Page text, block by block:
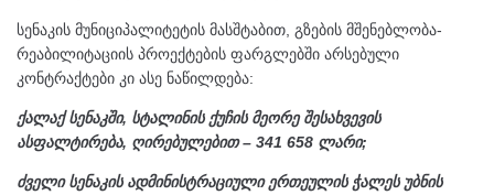
სენაკის მუნიციპალიტეტის მასშტაბით, გზების მშენებლობა-
რეაბილიტაციის პროექტების ფარგლებში არსებული
კონტრაქტები კი ასე ნაწილდება:
ქალაქ სენაკში, სტალინის ქუჩის მეორე შესახვევის
ასფალტირება, ღირებულებით – 341 658 ლარი;
ძველი სენაკის ადმინისტრაციული ერთეულის ჭალეს უბნის